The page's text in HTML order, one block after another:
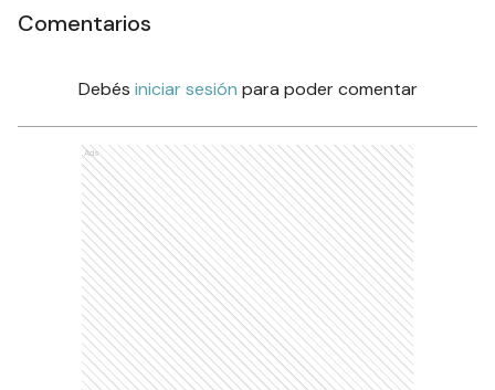
Comentarios
Debés iniciar sesión para poder comentar
Ads